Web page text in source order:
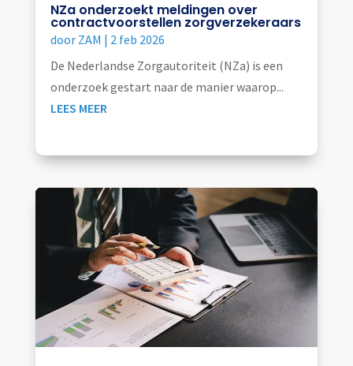
NZa onderzoekt meldingen over
contractvoorstellen zorgverzekeraars
door ZAM | 2 feb 2026
De Nederlandse Zorgautoriteit (NZa) is een
onderzoek gestart naar de manier waarop...
LEES MEER